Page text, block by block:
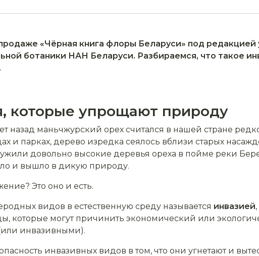
«Чёрная книга флоры Беларуси» под редакцией
ботаники НАН Беларуси. Разбираемся, что такое
которые упрощают природу
назад маньчжурский орех считался в нашей стране
и парках, дерево изредка сеялось вблизи старых
довольно высокие деревья ореха в пойме реки
и вышло в дикую природу.
Это оно и есть.
видов в естественную среду называется инвазией
которые могут причинить экономический или
инвазивными).
инвазивных видов в том, что они угнетают и